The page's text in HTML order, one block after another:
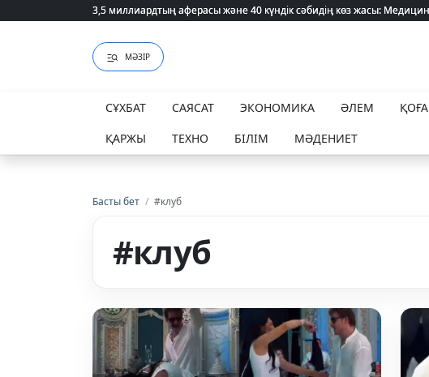
3,5 миллиардтың аферасы және 40 күндік сәбидің көз жасы:
3,5 миллиардтың аферасы және 40 күндік сәбидің көз жасы:
МӘЗІР
СҰХБАТ САЯСАТ ЭКОНОМИКА ӘЛЕМ
ҚАРЖЫ
ТЕХНО БІЛІМ МӘДЕНИЕТ
Басты бет / #клуб
#клуб